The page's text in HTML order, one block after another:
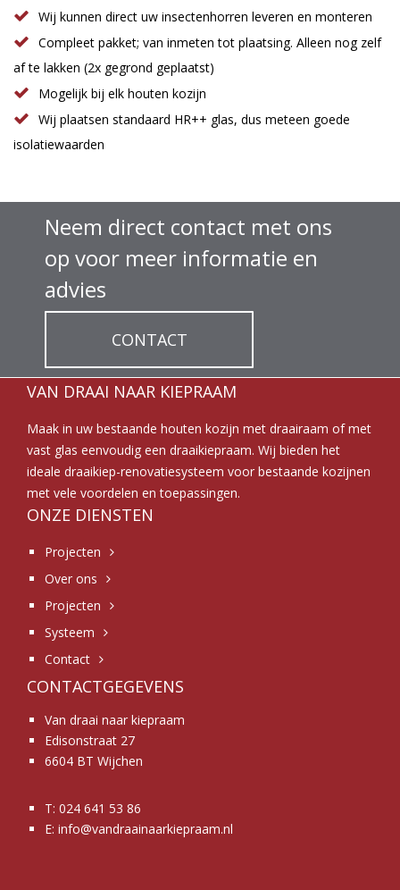
Wij kunnen direct uw insectenhorren leveren en monteren
Compleet pakket; van inmeten tot plaatsing. Alleen nog zelf
af te lakken (2x gegrond geplaatst)
Mogelijk bij elk houten kozijn
Wij plaatsen standaard HR++ glas, dus meteen goede
isolatiewaarden
Neem direct contact met ons
op voor meer informatie en
advies
CONTACT
VAN DRAAI NAAR KIEPRAAM
Maak in uw bestaande houten kozijn met draairaam of met
vast glas eenvoudig een draaikiepraam. Wij bieden het
ideale draaikiep-renovatiesysteem voor bestaande kozijnen
met vele voordelen en toepassingen.
ONZE DIENSTEN
Projecten
Over ons
Projecten
Systeem
Contact
CONTACTGEGEVENS
Van draai naar kiepraam
Edisonstraat 27
6604 BT Wijchen
T: 024 641 53 86
E: info@vandraainaarkiepraam.nl